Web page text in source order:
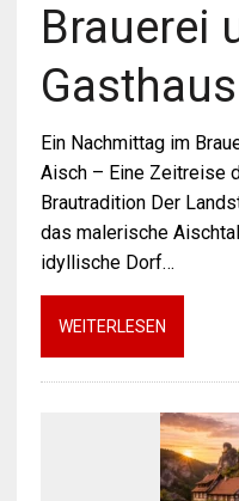
Brauerei
Ein Nachmittag im
Aisch – Eine Zeitreise
Brautradition Der
das malerische
idyllische Dorf…
WEITERLESEN